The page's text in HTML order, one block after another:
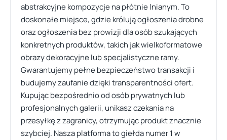
abstrakcyjne kompozycje na płótnie lnianym. To
doskonałe miejsce, gdzie królują ogłoszenia drobne
oraz ogłoszenia bez prowizji dla osób szukających
konkretnych produktów, takich jak wielkoformatowe
obrazy dekoracyjne lub specjalistyczne ramy.
Gwarantujemy pełne bezpieczeństwo transakcji i
budujemy zaufanie dzięki transparentności ofert.
Kupując bezpośrednio od osób prywatnych lub
profesjonalnych galerii, unikasz czekania na
przesyłkę z zagranicy, otrzymując produkt znacznie
szybciej. Nasza platforma to giełda numer 1 w